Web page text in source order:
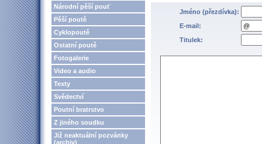
Národní pěší pouť
Pěší poutě
Cyklopoutě
Ostatní poutě
Fotogalerie
Video a audio
Texty
Svědectví
Poutní bratrstvo
Z jiného soudku
Již neaktuální pozvánky
(archiv)
Jméno (přezdívka):
E-mail:
Titulek: